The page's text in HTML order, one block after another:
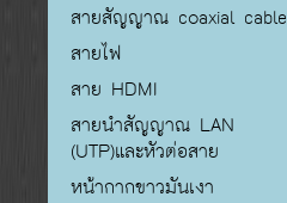
สายสัญญาณ coaxial cable
สายไฟ
สาย HDMI
สายนำสัญญาณ LAN
(UTP)และหัวต่อสาย
หน้ากากขาวมันเงา